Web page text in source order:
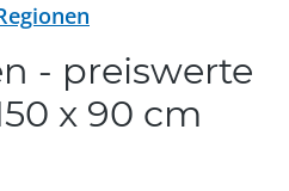
- preiswerte
x 90 cm